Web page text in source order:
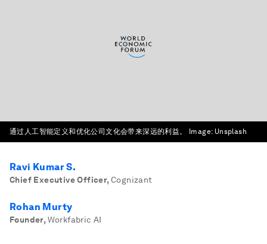
通过人工智能定义和优化公司文化会带来深远的利益。 Image: Unsplash
Ravi Kumar S.
Chief Executive Officer, Cognizant
Rohan Murty
Founder, Workfabric AI